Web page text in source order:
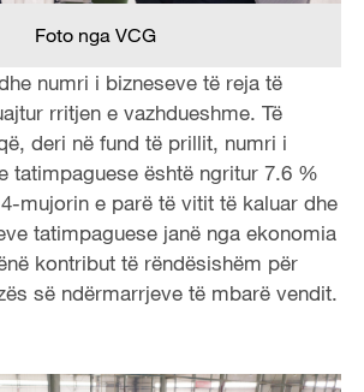
Foto nga VCG
numri i bizneseve të reja të
rritjen e vazhdueshme. Të
deri në fund të prillit, numri i
tatimpaguese është ngritur 7.6 %
mujorin e parë të vitit të kaluar dhe
tatimpaguese janë nga ekonomia
kontribut të rëndësishëm për
së ndërmarrjeve të mbarë vendit.